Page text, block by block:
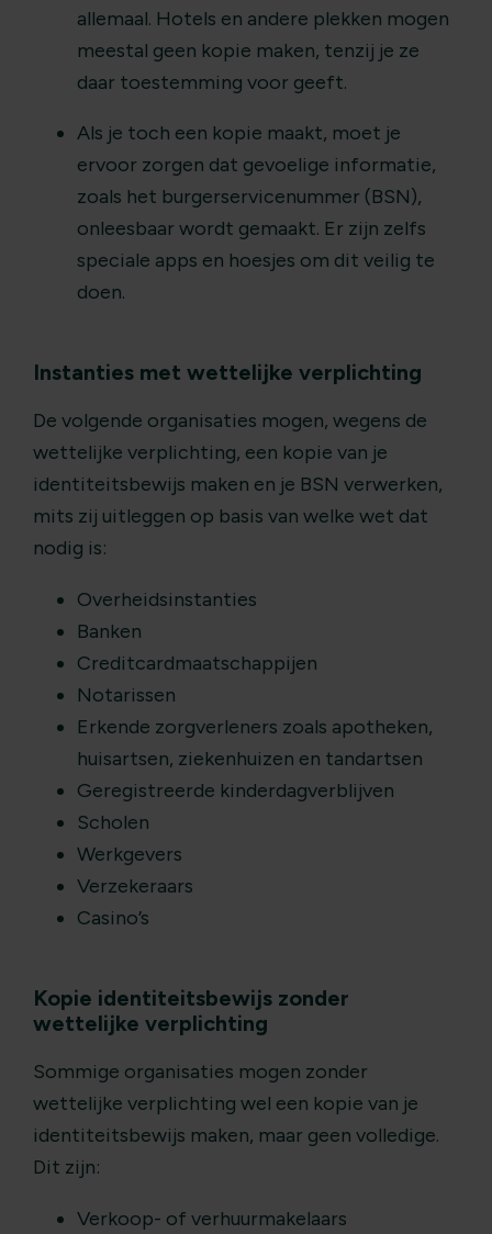
allemaal. Hotels en andere plekken mogen
meestal geen kopie maken, tenzij je ze
daar toestemming voor geeft.
Als je toch een kopie maakt, moet je
ervoor zorgen dat gevoelige informatie,
zoals het burgerservicenummer (BSN),
onleesbaar wordt gemaakt. Er zijn zelfs
speciale apps en hoesjes om dit veilig te
doen.
Instanties met wettelijke verplichting
De volgende organisaties mogen, wegens de
wettelijke verplichting, een kopie van je
identiteitsbewijs maken en je BSN verwerken,
mits zij uitleggen op basis van welke wet dat
nodig is:
Overheidsinstanties
Banken
Creditcardmaatschappijen
Notarissen
Erkende zorgverleners zoals apotheken,
huisartsen, ziekenhuizen en tandartsen
Geregistreerde kinderdagverblijven
Scholen
Werkgevers
Verzekeraars
Casino’s
Kopie identiteitsbewijs zonder
wettelijke verplichting
Sommige organisaties mogen zonder
wettelijke verplichting wel een kopie van je
identiteitsbewijs maken, maar geen volledige.
Dit zijn:
Verkoop- of verhuurmakelaars